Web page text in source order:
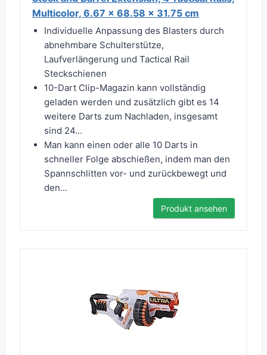
Multicolor, 6.67 x 68.58 x 31.75 cm
Individuelle Anpassung des Blasters durch
abnehmbare Schulterstütze,
Laufverlängerung und Tactical Rail
Steckschienen
10-Dart Clip-Magazin kann vollständig
geladen werden und zusätzlich gibt es 14
weitere Darts zum Nachladen, insgesamt
sind 24...
Man kann einen oder alle 10 Darts in
schneller Folge abschießen, indem man den
Spannschlitten vor- und zurückbewegt und
den...
Produkt ansehen